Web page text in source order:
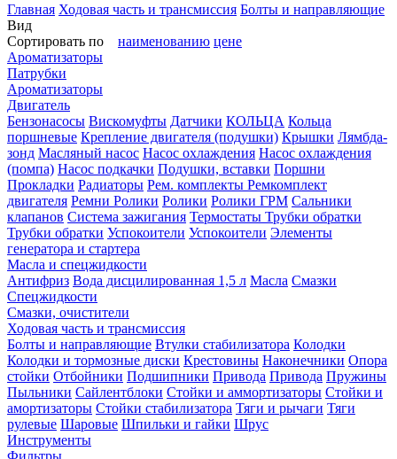
Главная Ходовая часть и трансмиссия Болты и направляющие
Вид
Сортировать по наименованию цене
Ароматизаторы
Патрубки
Ароматизаторы
Двигатель
Бензонасосы Вискомуфты Датчики КОЛЬЦА Кольца
поршневые Крепление двигателя (подушки) Крышки Лямбда-
зонд Масляный насос Насос охлаждения Насос охлаждения
(помпа) Насос подкачки Подушки, вставки Поршни
Прокладки Радиаторы Рем. комплекты Ремкомплект
двигателя Ремни Ролики Ролики Ролики ГРМ Сальники
клапанов Система зажигания Термостаты Трубки обратки
Трубки обратки Успокоители Успокоители Элементы
генератора и стартера
Масла и спецжидкости
Антифриз Вода дисцилированная 1,5 л Масла Смазки
Спецжидкости
Смазки, очистители
Ходовая часть и трансмиссия
Болты и направляющие Втулки стабилизатора Колодки
Колодки и тормозные диски Крестовины Наконечники Опора
стойки Отбойники Подшипники Привода Привода Пружины
Пыльники Сайлентблоки Стойки и аммортизаторы Стойки и
амортизаторы Стойки стабилизатора Тяги и рычаги Тяги
рулевые Шаровые Шпильки и гайки Шрус
Инструменты
Фильтры